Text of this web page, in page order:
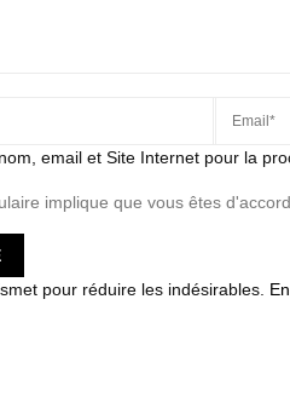
email et Site Internet pour la
implique que vous êtes
pour réduire les indésirables.